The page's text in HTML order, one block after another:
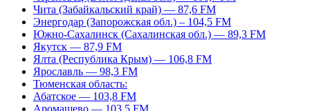
Чита (Забайкальский край) — 87,6 FM
Энергодар (Запорожская обл.) – 104,5 FM
Южно-Сахалинск (Сахалинская обл.) — 89,3 FM
Якутск — 87,9 FM
Ялта (Республика Крым) — 106,8 FM
Ярославль — 98,3 FM
Тюменская область:
Абатское — 103,8 FM
Аромашево — 103,5 FM